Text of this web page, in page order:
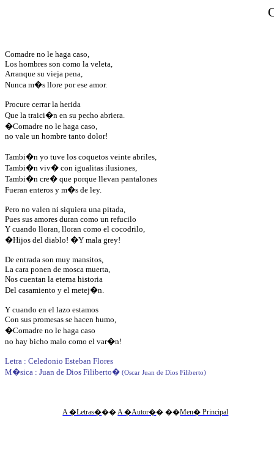
Comadre no le haga caso,
Los hombres son como la veleta,
Arranque su vieja pena,
Nunca m�s llore por ese amor.
Procure cerrar la herida
Que la traici�n en su pecho abriera.
�Comadre no le haga caso,
no vale un hombre tanto dolor!
Tambi�n yo tuve los coquetos veinte abriles,
Tambi�n viv� con igualitas ilusiones,
Tambi�n cre� que porque llevan pantalones
Fueran enteros y m�s de ley.
Pero no valen ni siquiera una pitada,
Pues sus amores duran como un refucilo
Y cuando lloran, lloran como el cocodrilo,
�Hijos del diablo! �Y mala grey!
De entrada son muy mansitos,
La cara ponen de mosca muerta,
Nos cuentan la eterna historia
Del casamiento y el metej�n.
Y cuando en el lazo estamos
Con sus promesas se hacen humo,
�Comadre no le haga caso
no hay bicho malo como el var�n!
Letra : Celedonio Esteban Flores
M�sica : Juan de Dios Filiberto� (Oscar Juan de Dios Filiberto)
A �Letras���A �Autor����Men� Principal